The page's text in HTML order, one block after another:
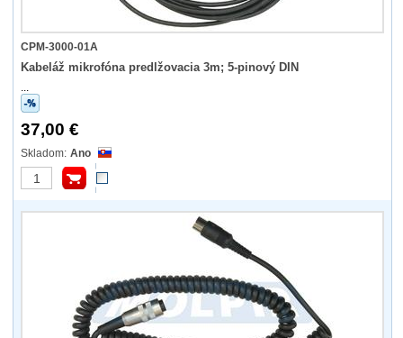
CPM-3000-01A
Kabeláž mikrofóna predlžovacia 3m; 5-pinový DIN
...
37,00 €
Ano